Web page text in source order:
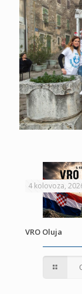
4 kolovoza,
VRO Oluja